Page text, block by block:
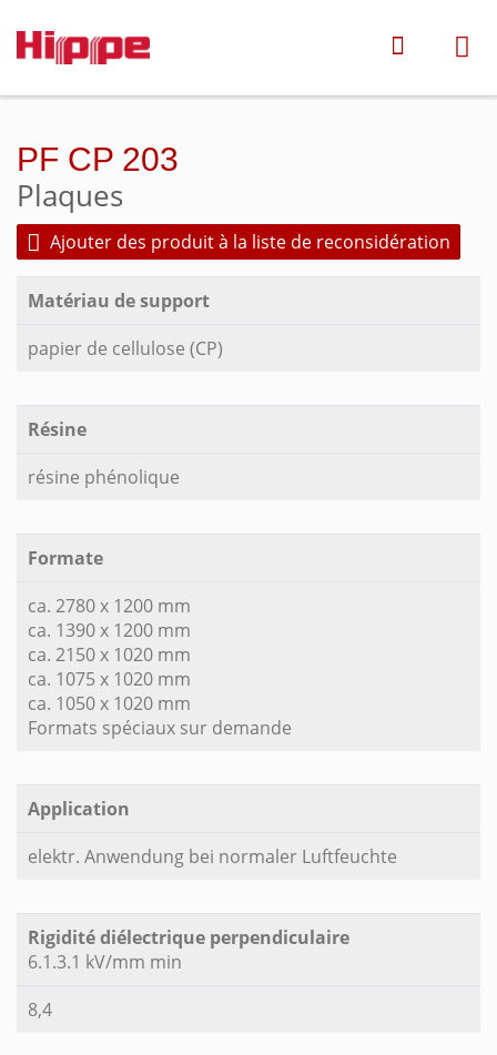
PF CP 203
Plaques
Ajouter des produit à la liste de reconsidération
Matériau de support
papier de cellulose (CP)
Résine
résine phénolique
Formate
ca. 2780 x 1200 mm
ca. 1390 x 1200 mm
ca. 2150 x 1020 mm
ca. 1075 x 1020 mm
ca. 1050 x 1020 mm
Formats spéciaux sur demande
Application
elektr. Anwendung bei normaler Luftfeuchte
Rigidité diélectrique perpendiculaire
6.1.3.1 kV/mm min
8,4